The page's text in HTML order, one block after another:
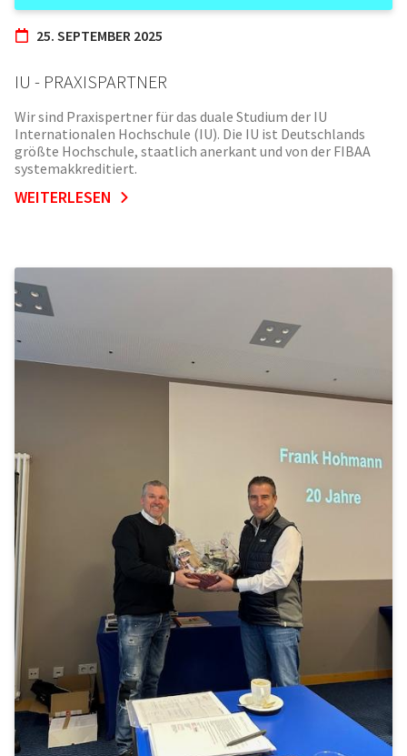
25. SEPTEMBER 2025
IU - PRAXISPARTNER
Wir sind Praxispertner für das duale Studium der IU
Internationalen Hochschule (IU). Die IU ist Deutschlands
größte Hochschule, staatlich anerkant und von der FIBAA
systemakkreditiert.
WEITERLESEN